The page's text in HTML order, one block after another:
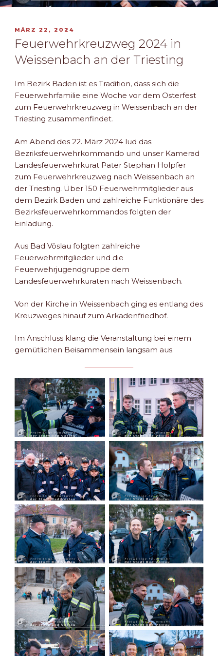
VERÖFFENTLICHT
AM
MÄRZ 22, 2024
Feuerwehrkreuzweg 2024 in
Weissenbach an der Triesting
Im Bezirk Baden ist es Tradition, dass sich die
Feuerwehrfamilie eine Woche vor dem Osterfest
zum Feuerwehrkreuzweg in Weissenbach an der
Triesting zusammenfindet.
Am Abend des 22. März 2024 lud das
Bezriksfeuerwehrkommando und unser Kamerad
Landesfeuerwehrkurat Pater Stephan Holpfer
zum Feuerwehrkreuzweg nach Weissenbach an
der Triesting. Über 150 Feuerwehrmitglieder aus
dem Bezirk Baden und zahlreiche Funktionäre des
Bezirksfeuerwehrkommandos folgten der
Einladung.
Aus Bad Vöslau folgten zahlreiche
Feuerwehrmitglieder und die
Feuerwehrjugendgruppe dem
Landesfeuerwehrkuraten nach Weissenbach.
Von der Kirche in Weissenbach ging es entlang des
Kreuzweges hinauf zum Arkadenfriedhof.
Im Anschluss klang die Veranstaltung bei einem
gemütlichen Beisammensein langsam aus.